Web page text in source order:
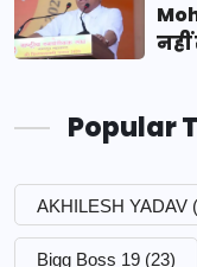
Popular
AKHILESH YADAV
Bigg Boss 19 (23)